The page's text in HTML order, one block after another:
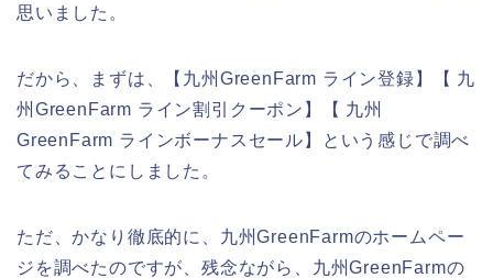
思いました。
だから、まずは、【九州GreenFarm ライン登録】【 九
州GreenFarm ライン割引クーポン】【 九州
GreenFarm ラインボーナスセール】という感じで調べ
てみることにしました。
ただ、かなり徹底的に、九州GreenFarmのホームペー
ジを調べたのですが、残念ながら、九州GreenFarmの